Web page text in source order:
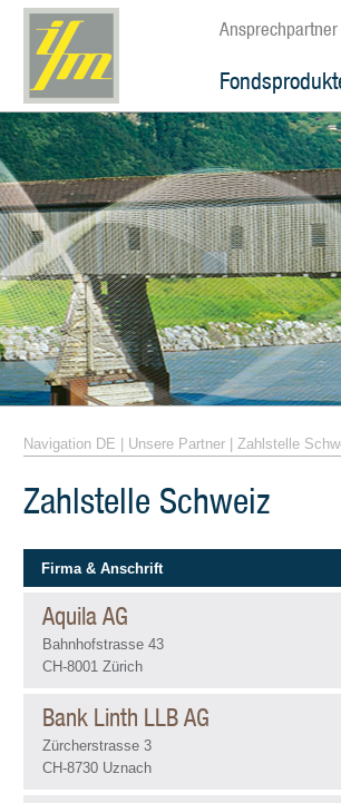
Ansprechpartner
Navigation DE Unsere Partner Zahlstelle
Zahlstelle Schweiz
Firma & Anschrift
Aquila AG
Bahnhofstrasse 43
CH-8001 Zürich
Bank Linth LLB AG
Zürcherstrasse 3
CH-8730 Uznach